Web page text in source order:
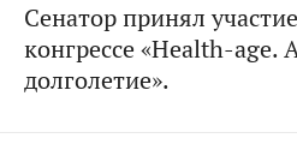
Сенатор принял
конгрессе «Health-age.
долголетие».